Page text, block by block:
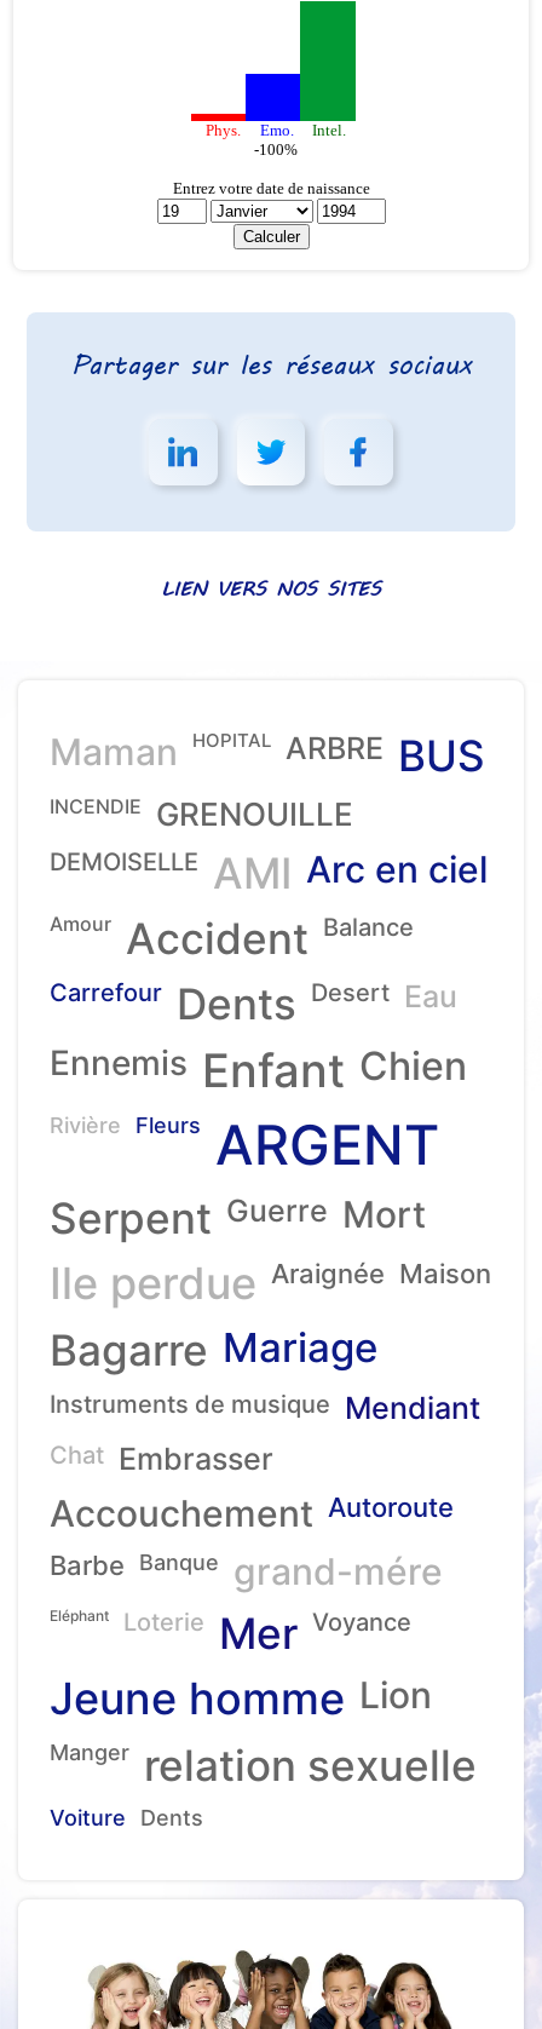
Partager sur les réseaux sociaux
LIEN VERS NOS SITES
Maman HOPITAL ARBRE BUS
INCENDIE GRENOUILLE
DEMOISELLE AMI Arc en ciel
Amour Accident Balance
Carrefour Dents Desert Eau
Ennemis Enfant Chien
Rivière Fleurs ARGENT
Serpent Guerre Mort
Ile perdue Araignée Maison
Bagarre Mariage
Instruments de musique Mendiant
Chat Embrasser
Accouchement Autoroute
Barbe
Banque grand-mére
Eléphant Loterie Mer Voyance
Jeune homme Lion
Manger relation sexuelle
Voiture Dents